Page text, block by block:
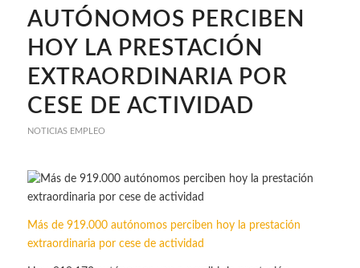
AUTÓNOMOS PERCIBEN
HOY LA PRESTACIÓN
EXTRAORDINARIA POR
CESE DE ACTIVIDAD
NOTICIAS EMPLEO
Más de 919.000 autónomos perciben hoy la prestación
extraordinaria por cese de actividad